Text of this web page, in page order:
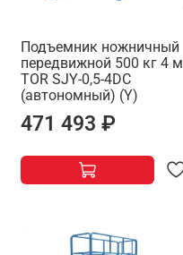
Подъемник ножничный
передвижной 500 кг 4 м
TOR SJY-0,5-4DC
(автономный) (Y)
471 493 ₽